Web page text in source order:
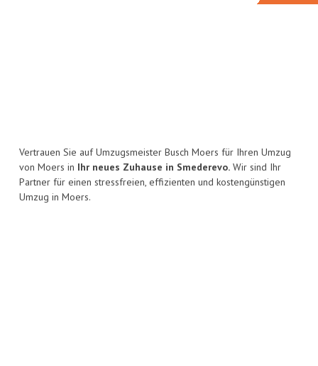
Vertrauen Sie auf Umzugsmeister Busch Moers für Ihren Umzug
von Moers in Ihr neues Zuhause in Smederevo. Wir sind Ihr
Partner für einen stressfreien, effizienten und kostengünstigen
Umzug in Moers.